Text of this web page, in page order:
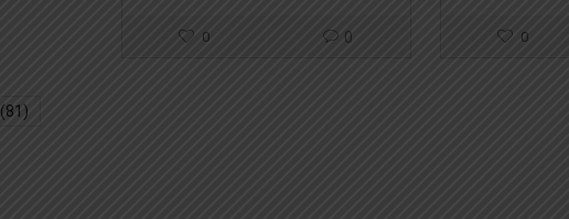
(81)
0 0 0